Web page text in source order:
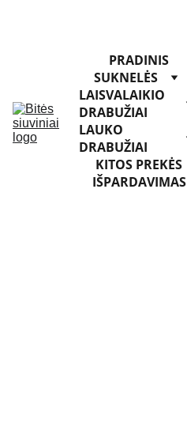
PRADINIS
SUKNELĖS
LAISVALAIKIO
DRABUŽIAI
LAUKO
DRABUŽIAI
KITOS PREKĖS
IŠPARDAVIMAS